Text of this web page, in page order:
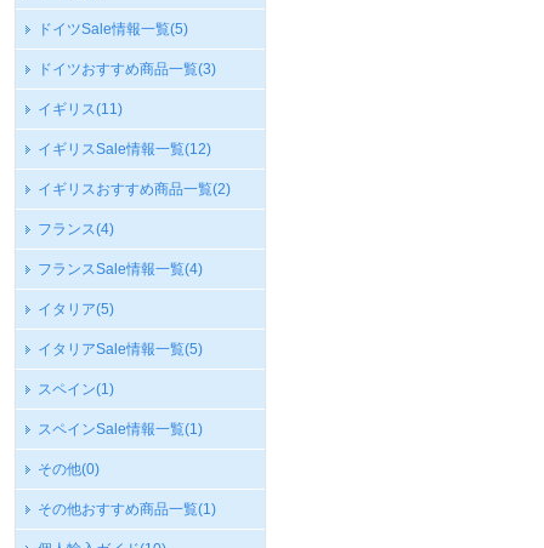
ドイツSale情報一覧(5)
ドイツおすすめ商品一覧(3)
イギリス(11)
イギリスSale情報一覧(12)
イギリスおすすめ商品一覧(2)
フランス(4)
フランスSale情報一覧(4)
イタリア(5)
イタリアSale情報一覧(5)
スペイン(1)
スペインSale情報一覧(1)
その他(0)
その他おすすめ商品一覧(1)